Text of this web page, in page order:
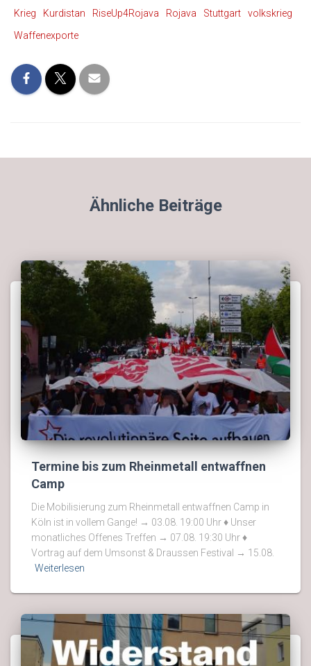
Krieg
Kurdistan RiseUp4Rojava Rojava Stuttgart
volkskrieg
Waffenexporte
Ähnliche Beiträge
Termine bis zum Rheinmetall entwaffnen
Camp
Die Mobilisierung zum Rheinmetall entwaffnen Camp in
Köln ist in vollem Gange! → 03.08. 19:00 Uhr ♦ Unser
monatliches Offenes Treffen → 07.08. 19:30 Uhr ♦
Vortrag auf dem Umsonst & Draussen Festival → 15.08.
Weiterlesen